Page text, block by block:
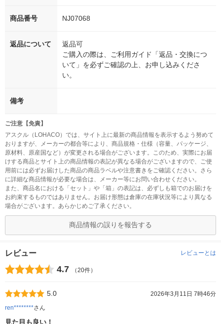
商品番号 NJ07068
返品について
返品可
ご購入の際は、ご利用ガイド「返品・交換につ
いて」を必ずご確認の上、お申し込みくださ
い。
備考
ご注意【免責】
アスクル（LOHACO）では、サイト上に最新の商品情報を表示するよう努めて
おりますが、メーカーの都合等により、商品規格・仕様（容量、パッケージ、
原材料、原産国など）が変更される場合がございます。このため、実際にお届
けする商品とサイト上の商品情報の表記が異なる場合がございますので、ご使
用前には必ずお届けした商品の商品ラベルや注意書きをご確認ください。さら
に詳細な商品情報が必要な場合は、メーカー等にお問い合わせください。
また、商品名における「セット」や「箱」の表記は、必ずしも箱でのお届けを
お約束するものではありません。お届け形態は倉庫の在庫状況等により異なる
場合がございます。あらかじめご了承ください。
商品情報の誤りを報告する
レビュー レビューとは
4.7 （20件）
5.0
2026年3月11日 7時46分
ren********さん
見た目も良い！